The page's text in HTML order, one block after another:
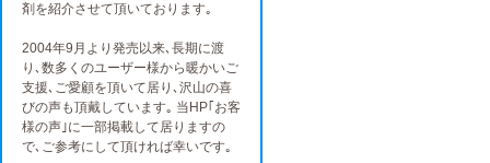
剤を紹介させて頂いております｡
2004年9月より発売以来､長期に渡
り､数多くのユーザー様から暖かいご
支援､ご愛顧を頂いて居り､沢山の喜
びの声も頂戴しています｡ 当HP｢お客
様の声｣に一部掲載して居りますの
で､ご参考にして頂ければ幸いです｡